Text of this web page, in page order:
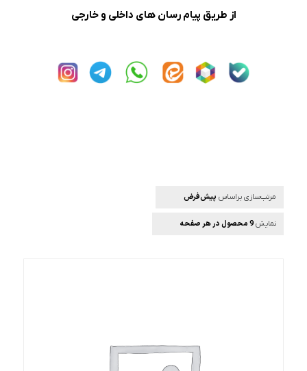
از طریق پیام رسان های داخلی و خارجی
مرتب‌سازی براساس پیش‌فرض
نمایش9 محصول در هر صفحه